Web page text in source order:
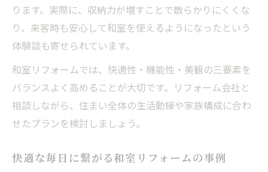
ります。実際に、収納力が増すことで散らかりにくくな
り、来客時も安心して和室を使えるようになったという
体験談も寄せられています。
和室リフォームでは、快適性・機能性・美観の三要素を
バランスよく高めることが大切です。リフォーム会社と
相談しながら、住まい全体の生活動線や家族構成に合わ
せたプランを検討しましょう。
快適な毎日に繋がる和室リフォームの事例